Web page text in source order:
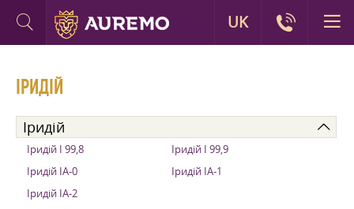
ІРИДІЙ
Іридій
Іридій І 99,8
Іридій І 99,9
Іридій ІА-0
Іридій ІА-1
Іридій ІА-2
UK